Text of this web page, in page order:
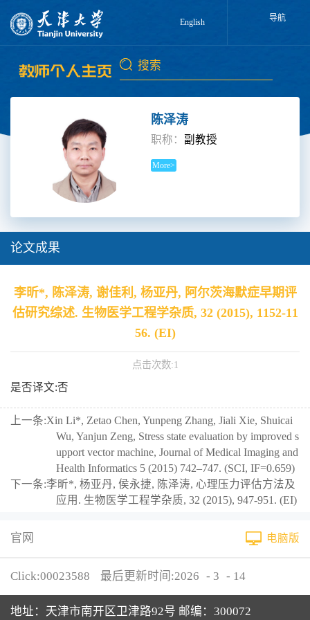
English 导航
陈泽涛
职称： 副教授
More>
论文成果
李昕*, 陈泽涛, 谢佳利, 杨亚丹, 阿尔茨海默症早期评
估研究综述. 生物医学工程学杂质, 32 (2015), 1152-11
56. (EI)
点击次数:1
是否译文:否
上一条:Xin Li*, Zetao Chen, Yunpeng Zhang, Jiali Xie, Shuicai
Wu, Yanjun Zeng, Stress state evaluation by improved s
upport vector machine, Journal of Medical Imaging and
Health Informatics 5 (2015) 742–747. (SCI, IF=0.659)
下一条:李昕*, 杨亚丹, 侯永捷, 陈泽涛, 心理压力评估方法及
应用. 生物医学工程学杂质, 32 (2015), 947-951. (EI)
官网 电脑版
Click:00023588 最后更新时间:2026 - 3 - 14
地址：天津市南开区卫津路92号 邮编：300072